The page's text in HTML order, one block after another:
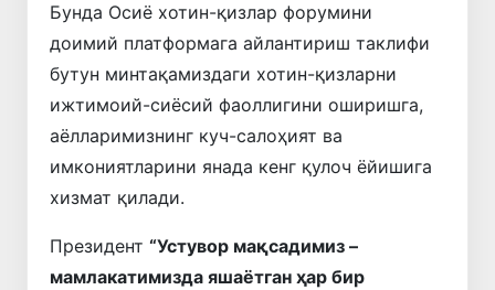
Бунда Осиё хотин-қизлар форумини
доимий платформага айлантириш таклифи
бутун минтақамиздаги хотин-қизларни
ижтимоий-сиёсий фаоллигини оширишга,
аёлларимизнинг куч-салоҳият ва
имкониятларини янада кенг қулоч ёйишига
хизмат қилади.
Президент “Устувор мақсадимиз –
мамлакатимизда яшаётган ҳар бир